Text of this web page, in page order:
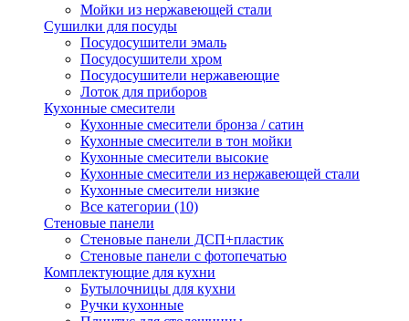
Мойки из нержавеющей стали
Сушилки для посуды
Посудосушители эмаль
Посудосушители хром
Посудосушители нержавеющие
Лоток для приборов
Кухонные смесители
Кухонные смесители бронза / сатин
Кухонные смесители в тон мойки
Кухонные смесители высокие
Кухонные смесители из нержавеющей стали
Кухонные смесители низкие
Все категории (10)
Стеновые панели
Стеновые панели ДСП+пластик
Стеновые панели с фотопечатью
Комплектующие для кухни
Бутылочницы для кухни
Ручки кухонные